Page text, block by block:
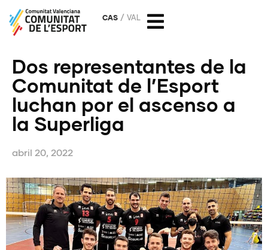
CAS VAL
Dos representantes de la
Comunitat de l’Esport
luchan por el ascenso a
la Superliga
abril 20, 2022